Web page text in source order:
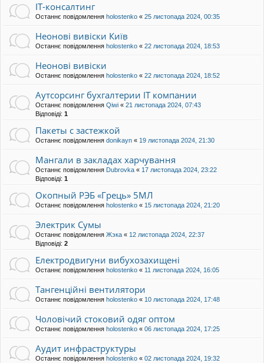
IT-консалтинг
Останнє повідомлення holostenko « 25 листопада 2024, 00:35
Неонові вивіски Київ
Останнє повідомлення holostenko « 22 листопада 2024, 18:53
Неонові вивіски
Останнє повідомлення holostenko « 22 листопада 2024, 18:52
Аутсорсинг бухгалтерии ІТ компании
Останнє повідомлення Qiwi « 21 листопада 2024, 07:43
Відповіді: 1
Пакеты с застежкой
Останнє повідомлення donikayn « 19 листопада 2024, 21:30
Мангали в закладах харчування
Останнє повідомлення Dubrovka « 17 листопада 2024, 23:22
Відповіді: 1
Окопный РЭБ «Грець» 5МЛ
Останнє повідомлення holostenko « 15 листопада 2024, 21:20
Электрик Сумы
Останнє повідомлення Жэка « 12 листопада 2024, 22:37
Відповіді: 2
Електродвигуни вибухозахищені
Останнє повідомлення holostenko « 11 листопада 2024, 16:05
Тангенційні вентилятори
Останнє повідомлення holostenko « 10 листопада 2024, 17:48
Чоловічий стоковий одяг оптом
Останнє повідомлення holostenko « 06 листопада 2024, 17:25
Аудит инфраструктуры
Останнє повідомлення holostenko « 02 листопада 2024, 19:32